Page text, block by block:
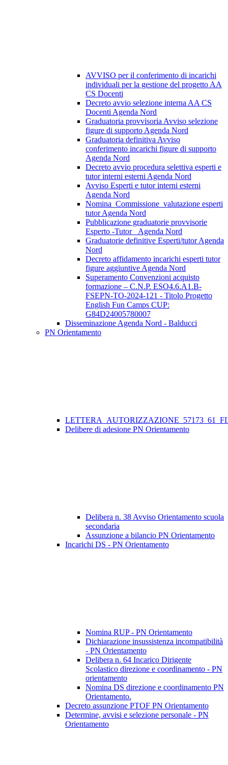
AVVISO per il conferimento di incarichi
individuali per la gestione del progetto AA
CS Docenti
Decreto avvio selezione interna AA CS
Docenti Agenda Nord
Graduatoria provvisoria Avviso selezione
figure di supporto Agenda Nord
Graduatoria definitiva Avviso
conferimento incarichi figure di supporto
Agenda Nord
Decreto avvio procedura selettiva esperti e
tutor interni esterni Agenda Nord
Avviso Esperti e tutor interni esterni
Agenda Nord
Nomina_Commissione_valutazione esperti
tutor Agenda Nord
Pubblicazione graduatorie provvisorie
Esperto -Tutor _Agenda Nord
Graduatorie definitive Esperti/tutor Agenda
Nord
Decreto affidamento incarichi esperti tutor
figure aggiuntive Agenda Nord
Superamento Convenzioni acquisto
formazione – C.N.P. ESO4.6.A1.B-
FSEPN-TO-2024-121 - Titolo Progetto
English Fun Camps CUP:
G84D24005780007
Disseminazione Agenda Nord - Balducci
PN Orientamento
Delibere di adesione PN Orientamento
Delibera n. 38 Avviso Orientamento scuola
secondaria
Assunzione a bilancio PN Orientamento
Incarichi DS - PN Orientamento
Nomina RUP - PN Orientamento
Dichiarazione insussistenza incompatibilità
- PN Orientamento
Delibera n. 64 Incarico Dirigente
Scolastico direzione e coordinamento - PN
orientamento
Nomina DS direzione e coordinamento PN
Orientamento.
Decreto assunzione PTOF PN Orientamento
Determine, avvisi e selezione personale - PN
Orientamento